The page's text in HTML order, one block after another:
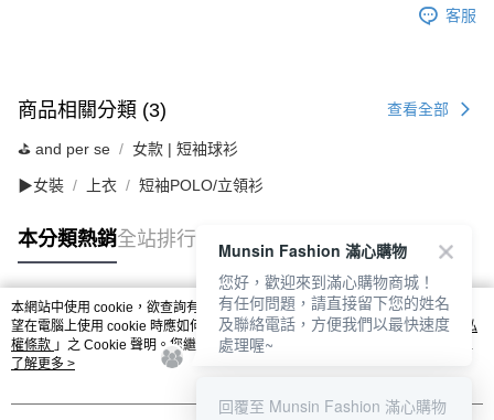
客服
商品相關分類 (3) 查看全部
⛳️ and per se 女款 | 短袖球衫
▶女裝 上衣 短袖POLO/立領衫
本分類熱銷全站排行
熱門標籤
本網站中使用 cookie，欲查詢有關本網站使用 cookie 方式之詳情，及若您不希
望在電腦上使用 cookie 時應如何變更電腦的 cookie 設定，請參閱本網站「
隱私
權條款 」之 Cookie 聲明。您繼續使用本網站即表示您同意本公司得按本網站使
用條款之 Cookie 聲明使用 cookie。
了解更多 >
Munsin Fashion 滿心購物
您好，歡迎來到滿心購物商城！
有任何問題，請直接留下您的姓名
及聯絡電話，方便我們以最快速度
處理喔~
回覆至 Munsin Fashion 滿心購物